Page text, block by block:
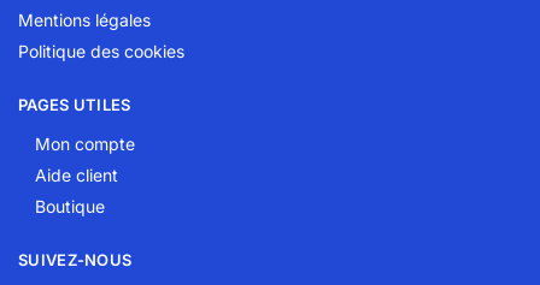
Mentions légales
Politique des cookies
PAGES UTILES
Mon compte
Aide client
Boutique
SUIVEZ-NOUS